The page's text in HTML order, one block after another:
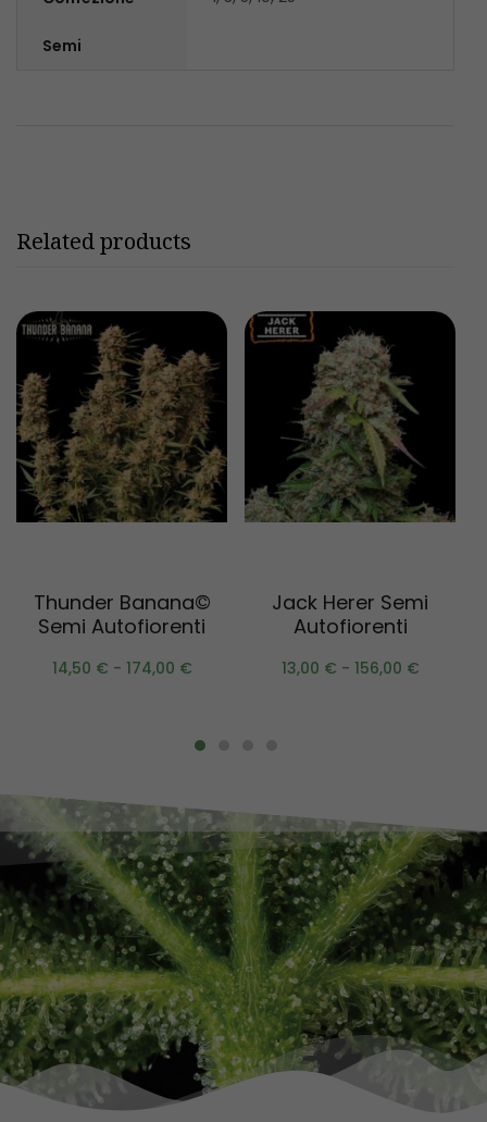
Semi
Related products
Thunder Banana©
Semi Autofiorenti
14,50 € - 174,00 €
Jack Herer Semi
Autofiorenti
13,00 € - 156,00 €